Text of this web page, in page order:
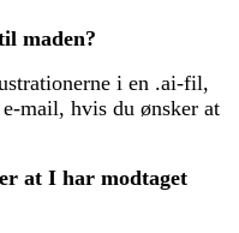
maden?
i en .ai-fil,
mail, hvis du ønsker at
at I har modtaget